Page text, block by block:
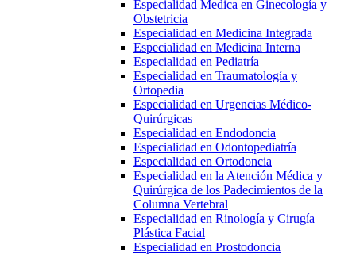
Especialidad Medica en Ginecología y
Obstetricia
Especialidad en Medicina Integrada
Especialidad en Medicina Interna
Especialidad en Pediatría
Especialidad en Traumatología y
Ortopedia
Especialidad en Urgencias Médico-
Quirúrgicas
Especialidad en Endodoncia
Especialidad en Odontopediatría
Especialidad en Ortodoncia
Especialidad en la Atención Médica y
Quirúrgica de los Padecimientos de la
Columna Vertebral
Especialidad en Rinología y Cirugía
Plástica Facial
Especialidad en Prostodoncia